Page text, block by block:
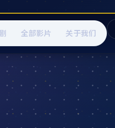
全部影片 关于我们